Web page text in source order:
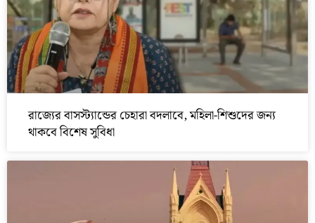
রাজ্যের বাসস্ট্যান্ডের চেহারা বদলাবে, মহিলা-শিশুদের জন্য
থাকবে বিশেষ সুবিধা